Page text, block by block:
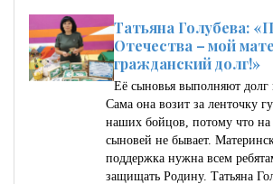
Татьяна Голубева:
Отечества – мой
гражданский долг!»
Её сыновья выполняют
Сама она возит за ленточку
наших бойцов, потому что
сыновей не бывает.
поддержка нужна всем
защищать Родину. Татьяна